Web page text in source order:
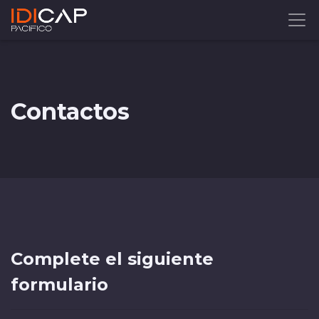
Contactos
Complete el siguiente
formulario